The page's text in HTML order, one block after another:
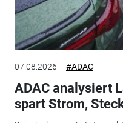
07.08.2026 #ADAC
ADAC analysiert
spart Strom,